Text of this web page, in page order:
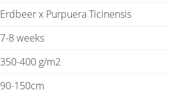
Erdbeer x Purpuera Ticinensis
7-8 weeks
350-400 g/m2
90-150cm